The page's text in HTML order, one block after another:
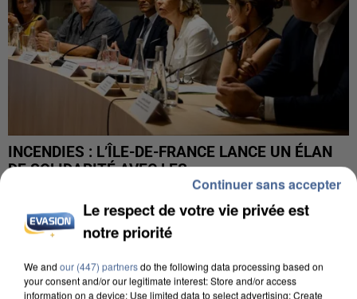
INCENDIES : L’ÎLE-DE-FRANCE LANCE UN ÉLAN
DE SOLIDARITÉ AVEC LES...
Le respect de votre vie privée est
notre priorité
We and our (447) partnersdo the following data processing based on
your consent and/or our legitimate interest: Store and/or access
information on a device; Use limited data to select advertising; Create
Continuer sans accepter